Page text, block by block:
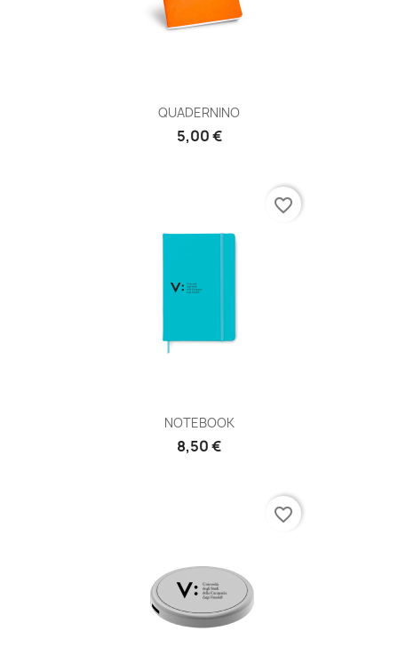
QUADERNINO
5,00 €
NOTEBOOK
8,50 €
favorite_border
favorite_border